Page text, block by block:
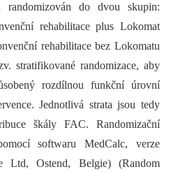
randomizován do dvou skupin:
rehabilitace plus Lokomat
rehabilitace bez Lokomatu
stratifikované randomizace, aby
rozdílnou funkční úrovní
Jednotlivá strata jsou tedy
škály FAC. Randomizační
softwaru MedCalc, verze
Ltd, Ostend, Belgie) (Random